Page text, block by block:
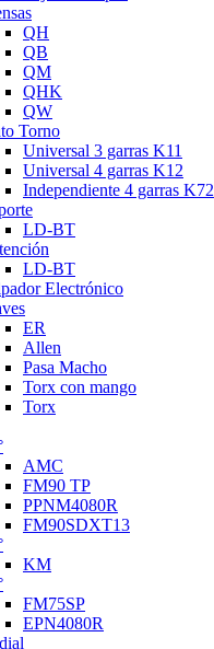
QH
QB
QM
QHK
QW
Torno
Universal 3 garras K11
Universal 4 garras K12
Independiente 4 garras K72
LD-BT
LD-BT
Electrónico
ER
Allen
Pasa Macho
Torx con mango
Torx
AMC
FM90 TP
PPNM4080R
FM90SDXT13
KM
FM75SP
EPN4080R